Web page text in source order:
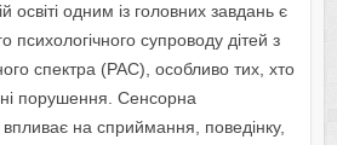
освіті одним із головних завдань є
психологічного супроводу дітей з
спектра (РАС), особливо тих, хто
порушення. Сенсорна
впливає на сприймання, поведінку,